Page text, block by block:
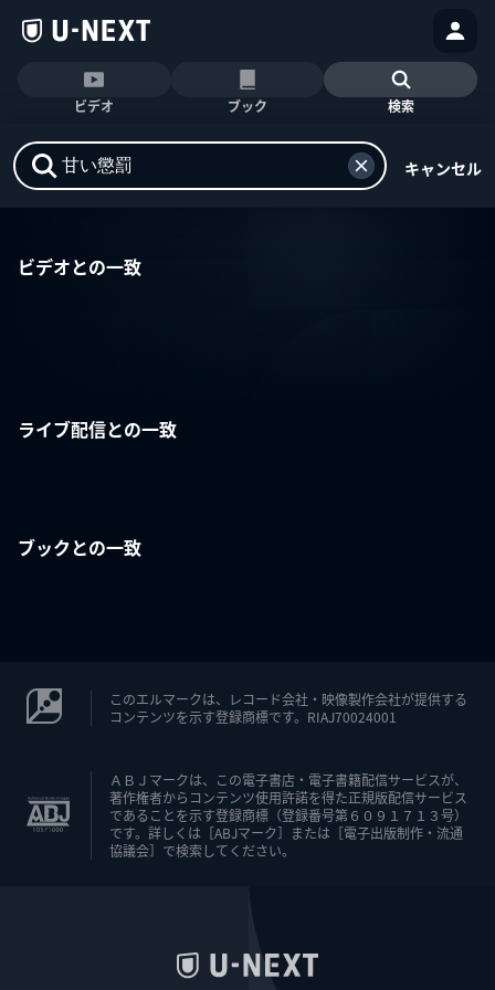
ビデオ ブック 検索
キャンセル
ビデオとの一致
ライブ配信との一致
ブックとの一致
このエルマークは、レコード会社・映像製作会社が提供する
コンテンツを示す登録商標です。RIAJ70024001
ＡＢＪマークは、この電子書店・電子書籍配信サービスが、
著作権者からコンテンツ使用許諾を得た正規版配信サービス
であることを示す登録商標（登録番号第６０９１７１３号）
です。詳しくは［ABJマーク］または［電子出版制作・流通
協議会］で検索してください。